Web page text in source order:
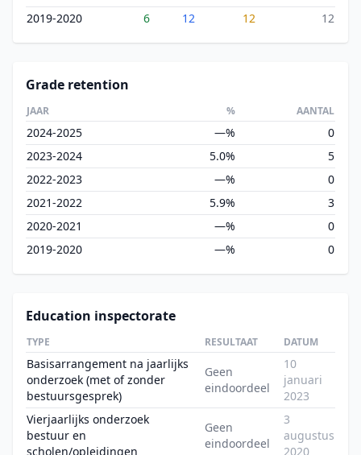
2019-2020
6 12 12 12
Grade retention
JAAR % AANTAL
2024-2025 —%
0
2023-2024
5.0%
5
2022-2023
—%
0
2021-2022
5.9%
3
2020-2021
—%
0
2019-2020
—% 0
Education inspectorate
TYPE RESULTAAT DATUM
Basisarrangement na jaarlijks
onderzoek (met of zonder
bestuursgesprek)
Geen
eindoordeel
10
januari
2023
Vierjaarlijks onderzoek
bestuur en
scholen/opleidingen
Geen
eindoordeel
3
augustus
2020